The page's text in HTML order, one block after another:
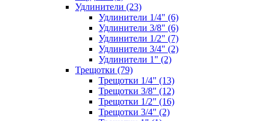
Удлинители (23)
Удлинители 1/4" (6)
Удлинители 3/8" (6)
Удлинители 1/2" (7)
Удлинители 3/4" (2)
Удлинители 1" (2)
Трещотки (79)
Трещотки 1/4" (13)
Трещотки 3/8" (12)
Трещотки 1/2" (16)
Трещотки 3/4" (2)